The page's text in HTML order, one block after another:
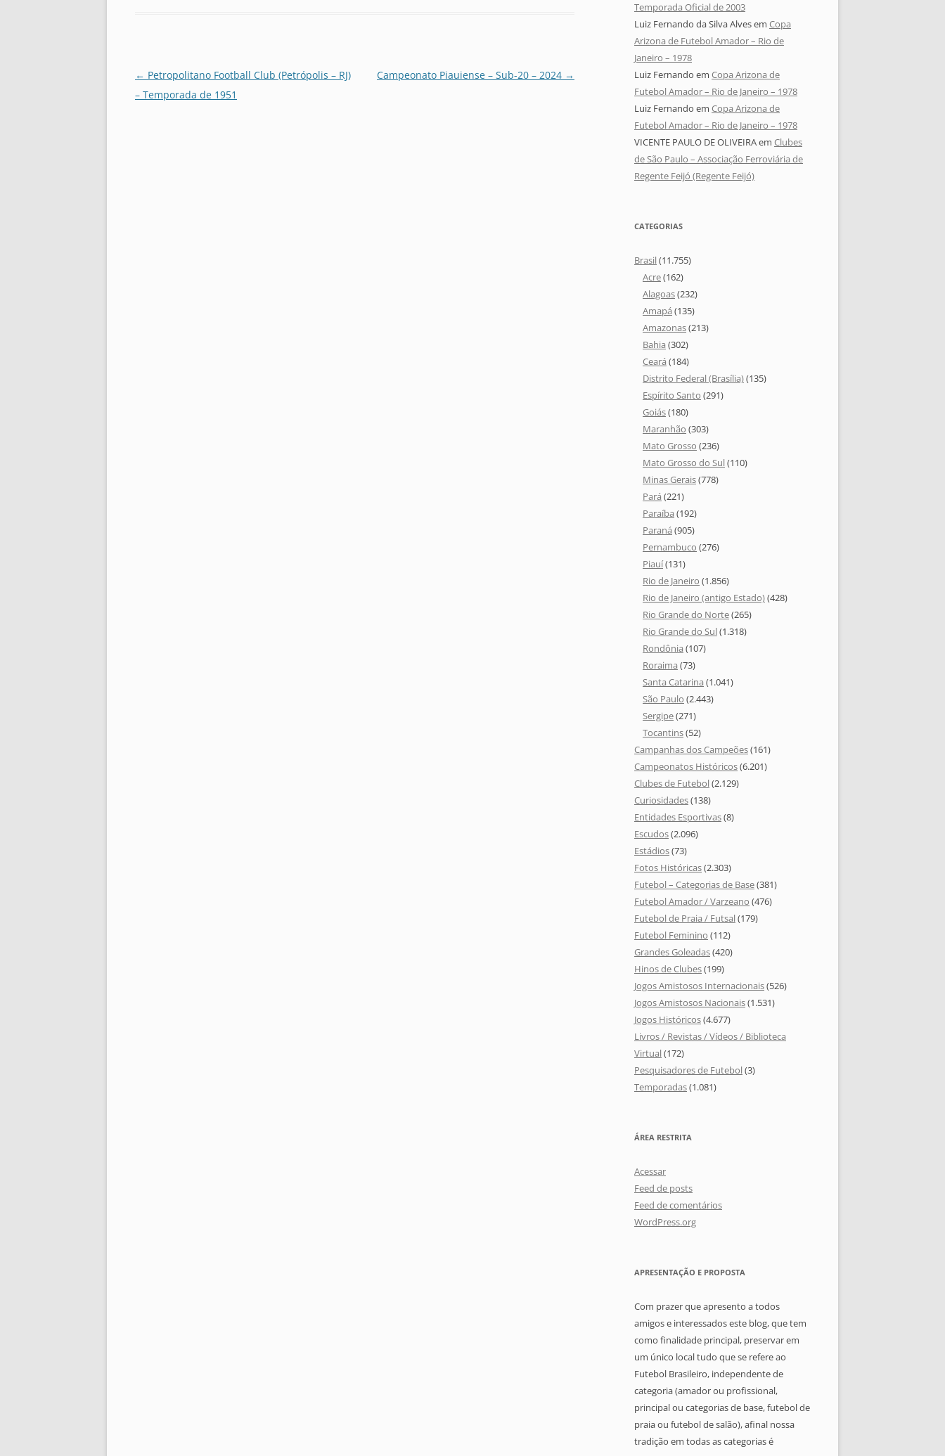
Navegação
de
← Petropolitano Football Club (Petrópolis – RJ)
– Temporada de 1951
Campeonato Piauiense – Sub-20 – 2024 →
Temporada Oficial de 2003
Luiz Fernando da Silva Alvesem Copa
Arizona de Futebol Amador – Rio de
Janeiro – 1978
Luiz Fernando em Copa Arizona de
Futebol Amador – Rio de Janeiro – 1978
Luiz Fernando em Copa Arizona de
Futebol Amador – Rio de Janeiro – 1978
VICENTE PAULO DE OLIVEIRAem Clubes
de São Paulo – Associação Ferroviária de
Regente Feijó (Regente Feijó)
CATEGORIAS
Brasil(11.755)
Acre(162)
Alagoas(232)
Amapá (135)
Amazonas(213)
Bahia (302)
Ceará (184)
Distrito Federal (Brasília)(135)
Espírito Santo (291)
Goiás(180)
Maranhão (303)
Mato Grosso (236)
Mato Grosso do Sul(110)
Minas Gerais(778)
Pará (221)
Paraíba (192)
Paraná (905)
Pernambuco (276)
Piauí(131)
Rio de Janeiro (1.856)
Rio de Janeiro (antigo Estado)(428)
Rio Grande do Norte(265)
Rio Grande do Sul(1.318)
Rondônia (107)
Roraima (73)
Santa Catarina (1.041)
São Paulo (2.443)
Sergipe(271)
Tocantins(52)
Campanhas dos Campeões(161)
Campeonatos Históricos(6.201)
Clubes de Futebol(2.129)
Curiosidades(138)
Entidades Esportivas(8)
Escudos(2.096)
Estádios(73)
Fotos Históricas(2.303)
Futebol – Categorias de Base(381)
Futebol Amador / Varzeano (476)
Futebol de Praia / Futsal(179)
Futebol Feminino (112)
Grandes Goleadas(420)
Hinos de Clubes(199)
Jogos Amistosos Internacionais(526)
Jogos Amistosos Nacionais(1.531)
Jogos Históricos(4.677)
Livros / Revistas / Vídeos / Biblioteca
Virtual(172)
Pesquisadores de Futebol(3)
Temporadas(1.081)
ÁREA RESTRITA
Acessar
Feed de posts
Feed de comentários
WordPress.org
APRESENTAÇÃO E PROPOSTA
Com prazer que apresento a todos
amigos e interessados este blog, que tem
como finalidade principal, preservar em
um único local tudo que se refere ao
Futebol Brasileiro, independente de
categoria (amador ou profissional,
principal ou categorias de base, futebol de
praia ou futebol de salão), afinal nossa
tradição em todas as categorias é